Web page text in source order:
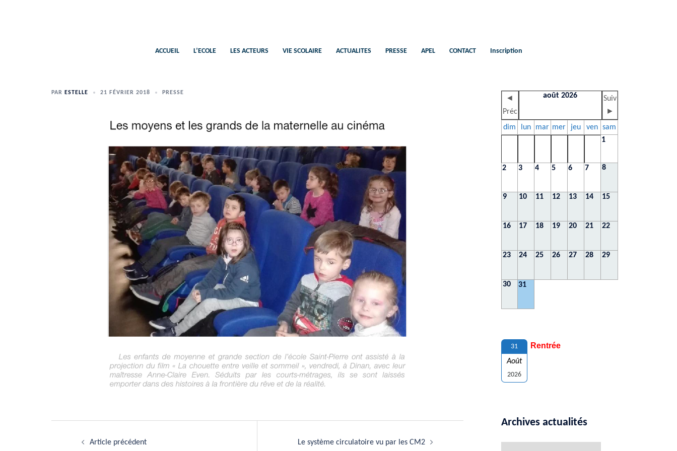
ACCUEIL L’ECOLE LES ACTEURS VIE SCOLAIRE ACTUALITES PRESSE APEL CONTACT Inscription
PAR ESTELLE 21 FÉVRIER 2018 PRESSE
Article précédent Le système circulatoire vu par les CM2
◄
Préc
août 2026
Suiv
►
dim
lun mar mer jeu ven sam
1
2 3 4 5 6 7 8
9 10 11 12 13 14 15
16 17 18 19 20 21 22
23 24 25 26 27 28 29
30 31
31
Août
2026
Rentrée
Archives actualités